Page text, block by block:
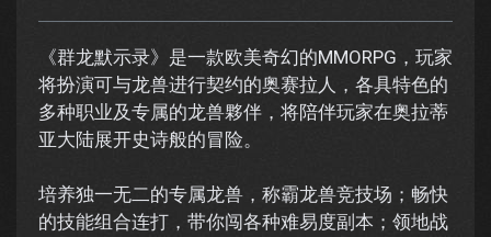
《群龙默示录》是一款欧美奇幻的MMORPG，玩家
将扮演可与龙兽进行契约的奥赛拉人，各具特色的
多种职业及专属的龙兽夥伴，将陪伴玩家在奥拉蒂
亚大陆展开史诗般的冒险。
培养独一无二的专属龙兽，称霸龙兽竞技场；畅快
的技能组合连打，带你闯各种难易度副本；领地战